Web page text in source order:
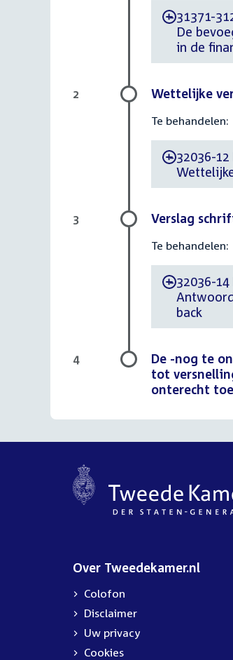
-31371-
De
in de
Wettelijke
Te behandelen:
-32036-
2
Verslag
Te behandelen:
-32036-
back
3
De -nog te
tot
onterecht
4
Over Tweedekamer.nl
Colofon
Disclaimer
Uw privacy
Cookies